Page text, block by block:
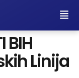
BIH
Linija